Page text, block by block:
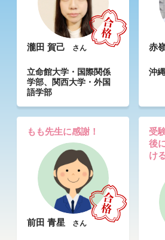
瀧田 賀己 さん
立命館大学・国際関係
学部、関西大学・外国
語学部
赤
沖
もも先生に感謝！
前田 青星 さん
受
後
け